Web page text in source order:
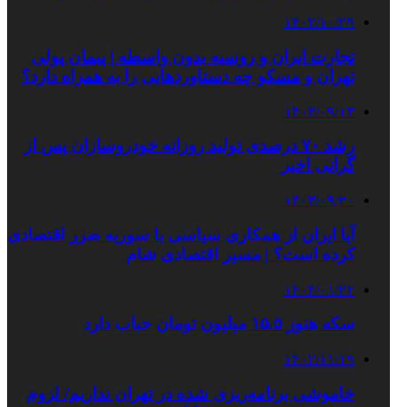
۱۴۰۲/۱۰/۲۹
تجارت ایران و روسیه بدون واسطه | پیمان پولی
تهران و مسکو چه دستاوردهایی را به همراه دارد؟
۱۴۰۳/۰۹/۱۳
رشد ۷۰ درصدی تولید روزانه خودروسازان پس از
گرانی اخیر
۱۴۰۳/۰۹/۲۰
آیا ایران از همکاری سیاسی با سوریه ضرر اقتصادی
کرده است؟ | مسیر اقتصادی شام
۱۴۰۴/۰۱/۲۲
سکه هنوز ۱۵.۵ میلیون تومان حباب دارد
۱۴۰۲/۱۱/۱۹
خاموشی برنامه‌ریزی شده در تهران نداریم/ لزوم